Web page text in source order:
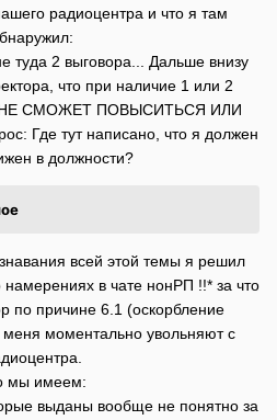
радиоцентра и что я там
туда 2 выговора... Дальше внизу
что при наличие 1 или 2
НЕ СМОЖЕТ ПОВЫСИТЬСЯ ИЛИ
Где тут написано, что я должен
в должности?
всей этой темы я решил
намерениях в чате нонРП !!* за что
по причине 6.1 (оскорбление
моментально увольняют с
мы имеем:
выданы вообще не понятно за